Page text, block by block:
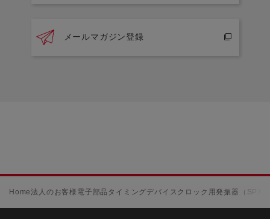
メールマガジン登録
Home法人のお客様 電子部品 タイミングデバイス クロック用発振器（